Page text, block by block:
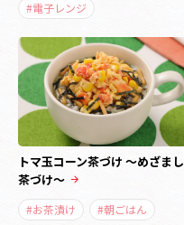
#電子レンジ
トマ玉コーン茶づけ ～めざまし
茶づけ～
#お茶漬け #朝ごはん